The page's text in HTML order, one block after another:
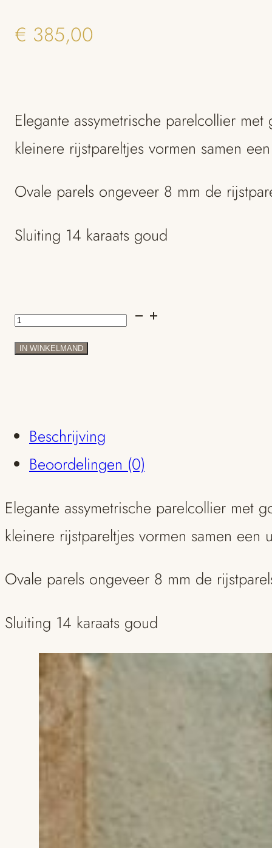
€ 385,00
Elegante assymetrische parelcollier
kleinere rijstpareltjes vormen samen
Ovale parels ongeveer 8 mm de
Sluiting 14 karaats goud
Witte
zoetwaterparel
aantal
IN WINKELMAND
Beschrijving
Beoordelingen (0)
Elegante assymetrische parelcollier met
kleinere rijstpareltjes vormen samen
Ovale parels ongeveer 8 mm de
Sluiting 14 karaats goud